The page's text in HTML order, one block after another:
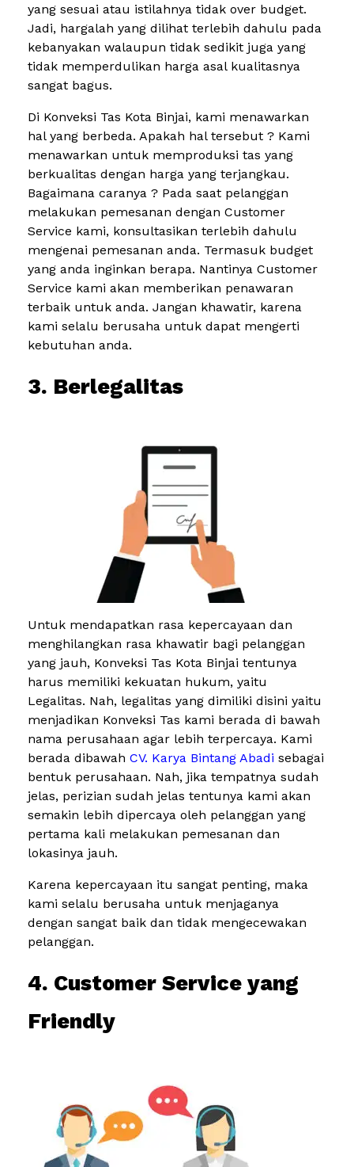
yang sesuai atau istilahnya tidak over budget.
Jadi, hargalah yang dilihat terlebih dahulu pada
kebanyakan walaupun tidak sedikit juga yang
tidak memperdulikan harga asal kualitasnya
sangat bagus.
Di Konveksi Tas Kota Binjai, kami menawarkan
hal yang berbeda. Apakah hal tersebut ? Kami
menawarkan untuk memproduksi tas yang
berkualitas dengan harga yang terjangkau.
Bagaimana caranya ? Pada saat pelanggan
melakukan pemesanan dengan Customer
Service kami, konsultasikan terlebih dahulu
mengenai pemesanan anda. Termasuk budget
yang anda inginkan berapa. Nantinya Customer
Service kami akan memberikan penawaran
terbaik untuk anda. Jangan khawatir, karena
kami selalu berusaha untuk dapat mengerti
kebutuhan anda.
3. Berlegalitas
Untuk mendapatkan rasa kepercayaan dan
menghilangkan rasa khawatir bagi pelanggan
yang jauh, Konveksi Tas Kota Binjai tentunya
harus memiliki kekuatan hukum, yaitu
Legalitas. Nah, legalitas yang dimiliki disini yaitu
menjadikan Konveksi Tas kami berada di bawah
nama perusahaan agar lebih terpercaya. Kami
berada dibawah CV. Karya Bintang Abadi sebagai
bentuk perusahaan. Nah, jika tempatnya sudah
jelas, perizian sudah jelas tentunya kami akan
semakin lebih dipercaya oleh pelanggan yang
pertama kali melakukan pemesanan dan
lokasinya jauh.
Karena kepercayaan itu sangat penting, maka
kami selalu berusaha untuk menjaganya
dengan sangat baik dan tidak mengecewakan
pelanggan.
4. Customer Service yang
Friendly